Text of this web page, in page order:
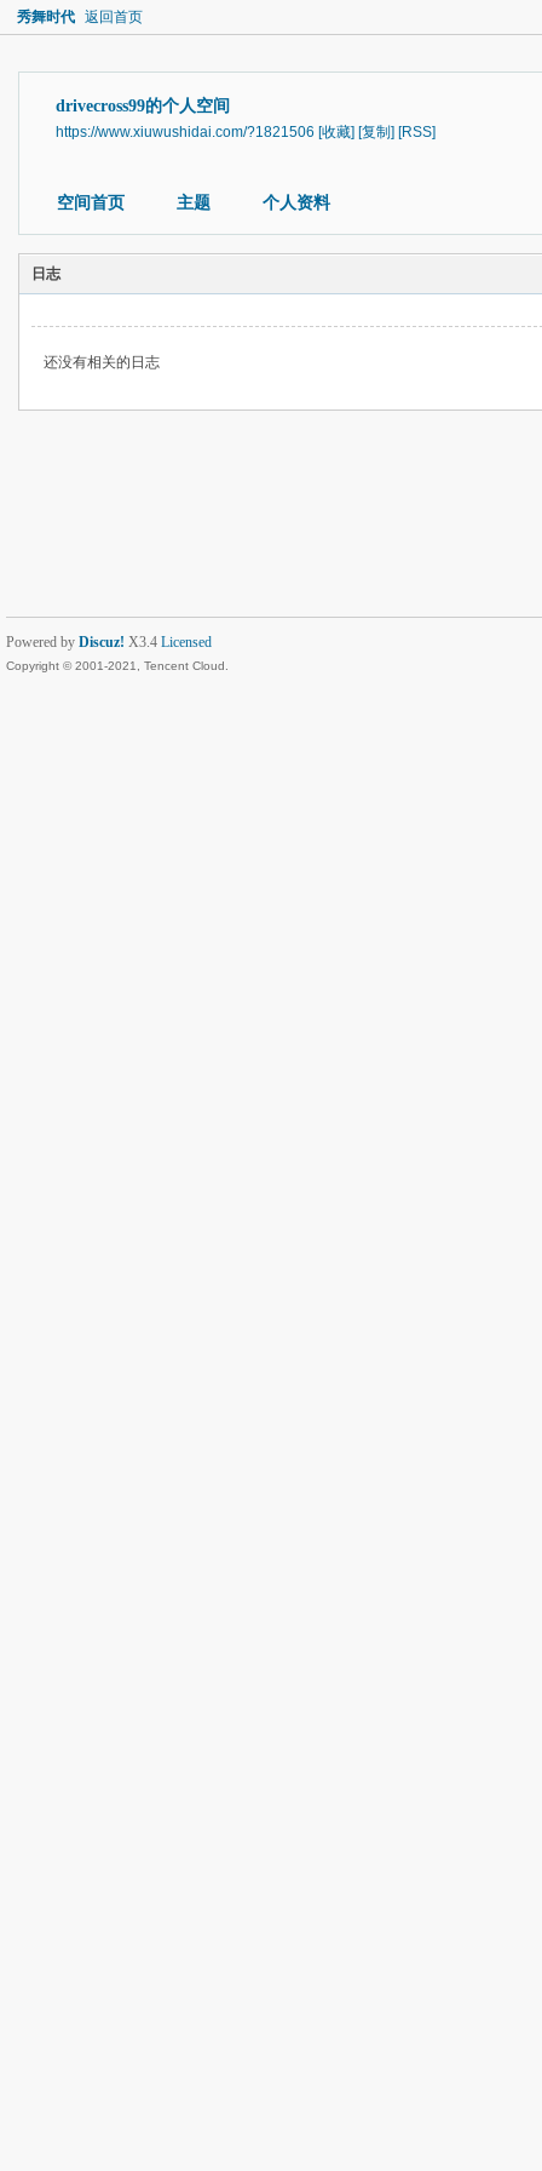
秀舞时代 返回首页
drivecross99的个人空间
https://www.xiuwushidai.com/?1821506 [收藏] [复制] [RSS]
空间首页 主题 个人资料
日志
还没有相关的日志
Powered by Discuz! X3.4 Licensed
Copyright © 2001-2021, Tencent Cloud.